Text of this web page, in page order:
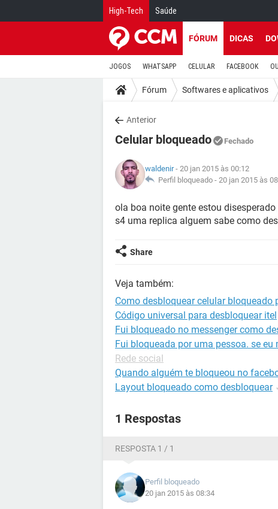
High-Tech Saúde
FÓRUM DICAS
JOGOS WHATSAPP CELULAR FACEBOOK
Fórum Softwares e aplicativos
Anterior
Celular bloqueado Fechado
waldenir- 20 jan 2015 às 00:12
Perfil bloqueado - 20 jan 2015 às
ola boa noite gente estou
s4 uma replica alguem sabe como
Share
Veja também:
Como desbloquear celular bloqueado
Código universal para desbloquear itel
Fui bloqueado no messenger como
Fui bloqueada por uma pessoa. se
Rede social
Quando alguém te bloqueou no
Layout bloqueado como desbloquear
1 Respostas
RESPOSTA 1 / 1
Perfil bloqueado
20 jan 2015 às 08:34